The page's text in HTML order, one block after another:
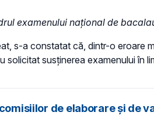
examenului național de
s-a constatat că, dintr-o eroare
solicitat susținerea examenului în
de elaborare și de